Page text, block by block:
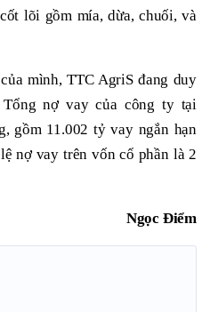
lõi gồm mía, dừa, chuối, và
mình, TTC AgriS đang duy
nợ vay của công ty tại
gồm 11.002 tỷ vay ngắn hạn
nợ vay trên vốn cổ phần là 2
Ngọc Điểm